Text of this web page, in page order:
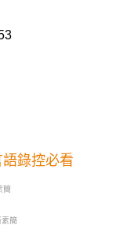
錄控必看
簡
素簡